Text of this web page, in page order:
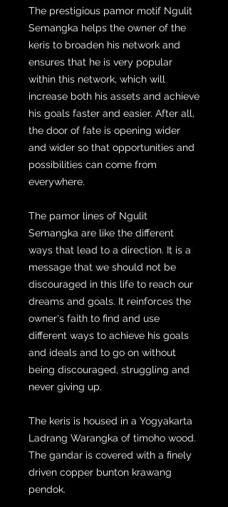
The prestigious pamor motif Ngulit
Semangka helps the owner of the
keris to broaden his network and
ensures that he is very popular
within this network, which will
increase both his assets and achieve
his goals faster and easier. After all,
the door of fate is opening wider
and wider so that opportunities and
possibilities can come from
everywhere.
The pamor lines of Ngulit
Semangka are like the different
ways that lead to a direction. It is a
message that we should not be
discouraged in this life to reach our
dreams and goals. It reinforces the
owner's faith to find and use
different ways to achieve his goals
and ideals and to go on without
being discouraged, struggling and
never giving up.
The keris is housed in a Yogyakarta
Ladrang Warangka of timoho wood.
The gandar is covered with a finely
driven copper bunton krawang
pendok.